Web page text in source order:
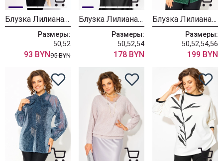
Блузка Лилиана 1520 золото
Размеры:
50,52
93 BYN95 BYN
Блузка Лилиана 1502 черный
Размеры:
50,52,54
178 BYN
Блузка Лилиана 1496 изумруд
Размеры:
50,52,54,56
199 BYN